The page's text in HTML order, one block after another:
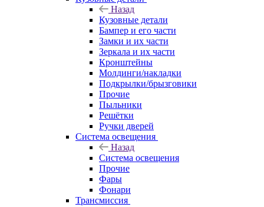
Назад
Кузовные детали
Бампер и его части
Замки и их части
Зеркала и их части
Кронштейны
Молдинги/накладки
Подкрылки/брызговики
Прочие
Пыльники
Решётки
Ручки дверей
Система освещения
Назад
Система освещения
Прочие
Фары
Фонари
Трансмиссия